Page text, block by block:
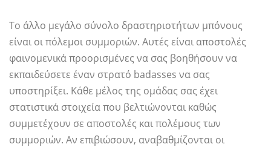
Το άλλο μεγάλο σύνολο δραστηριοτήτων μπόνους
είναι οι πόλεμοι συμμοριών. Αυτές είναι αποστολές
φαινομενικά προορισμένες να σας βοηθήσουν να
εκπαιδεύσετε έναν στρατό badasses να σας
υποστηρίξει. Κάθε μέλος της ομάδας σας έχει
στατιστικά στοιχεία που βελτιώνονται καθώς
συμμετέχουν σε αποστολές και πολέμους των
συμμοριών. Αν επιβιώσουν, αναβαθμίζονται οι